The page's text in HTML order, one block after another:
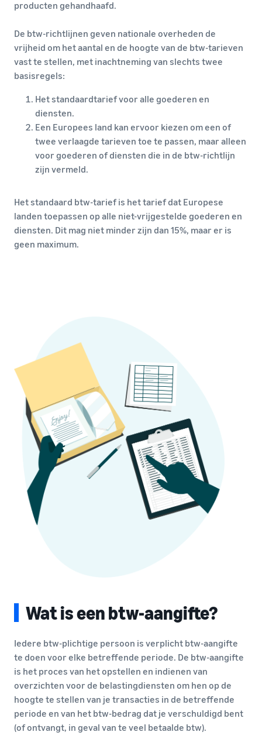
producten gehandhaafd.
De btw-richtlijnen geven nationale overheden de
vrijheid om het aantal en de hoogte van de btw-tarieven
vast te stellen, met inachtneming van slechts twee
basisregels:
Het standaardtarief voor alle goederen en
diensten.
Een Europees land kan ervoor kiezen om een of
twee verlaagde tarieven toe te passen, maar alleen
voor goederen of diensten die in de btw-richtlijn
zijn vermeld.
Het standaard btw-tarief is het tarief dat Europese
landen toepassen op alle niet-vrijgestelde goederen en
diensten. Dit mag niet minder zijn dan 15%, maar er is
geen maximum.
Wat is een btw-aangifte?
Iedere btw-plichtige persoon is verplicht btw-aangifte
te doen voor elke betreffende periode. De btw-aangifte
is het proces van het opstellen en indienen van
overzichten voor de belastingdiensten om hen op de
hoogte te stellen van je transacties in de betreffende
periode en van het btw-bedrag dat je verschuldigd bent
(of ontvangt, in geval van te veel betaalde btw).